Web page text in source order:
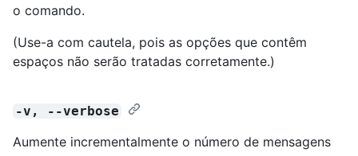
o comando.
(Use-a com cautela, pois as opções que contêm
espaços não serão tratadas corretamente.)
-v, --verbose
Aumente incrementalmente o número de mensagens